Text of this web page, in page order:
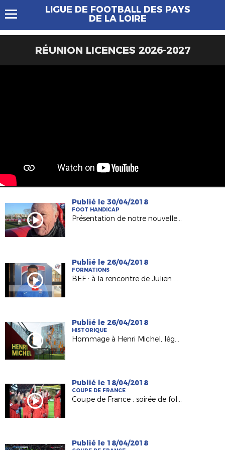
LIGUE DE FOOTBALL DES PAYS
DE LA LOIRE
RÉUNION LICENCES 2026-2027
Publié le 30/04/2018
FOOT HANDICAP
Présentation de notre nouvelle Commission Handisport !
Publié le 26/04/2018
FORMATIONS
BEF : à la rencontre de Julien Bengon (Ancienne Château-Gontier)
Publié le 26/04/2018
HISTORIQUE
Hommage à Henri Michel, légende du foot français
Publié le 18/04/2018
COUPE DE FRANCE
Coupe de France : soirée de folie à la Beaujoire pour Les Herbiers !
Publié le 18/04/2018